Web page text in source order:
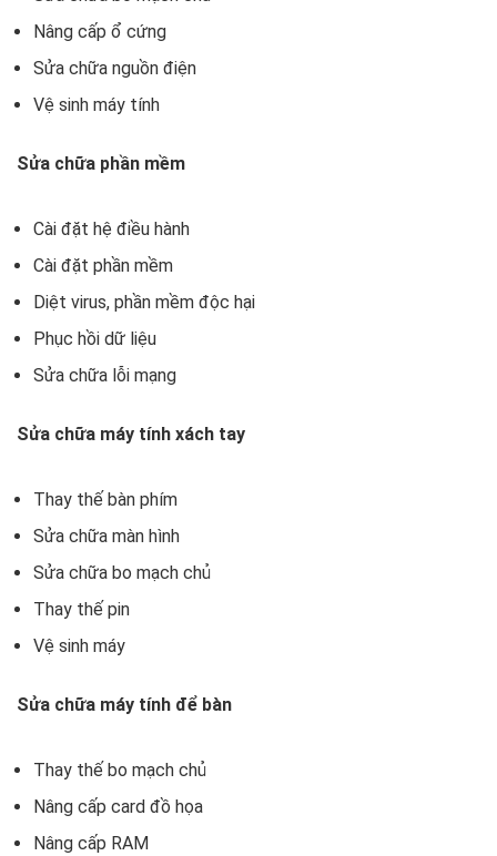
Nâng cấp ổ cứng
Sửa chữa nguồn điện
Vệ sinh máy tính
Sửa chữa phần mềm
Cài đặt hệ điều hành
Cài đặt phần mềm
Diệt virus, phần mềm độc hại
Phục hồi dữ liệu
Sửa chữa lỗi mạng
Sửa chữa máy tính xách tay
Thay thế bàn phím
Sửa chữa màn hình
Sửa chữa bo mạch chủ
Thay thế pin
Vệ sinh máy
Sửa chữa máy tính để bàn
Thay thế bo mạch chủ
Nâng cấp card đồ họa
Nâng cấp RAM